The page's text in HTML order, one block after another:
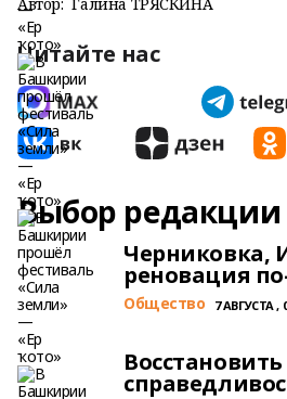
Читайте нас
Выбор редакции
Черниковка,
реновация
Общество 7 АВГУСТА ,
Восстановить